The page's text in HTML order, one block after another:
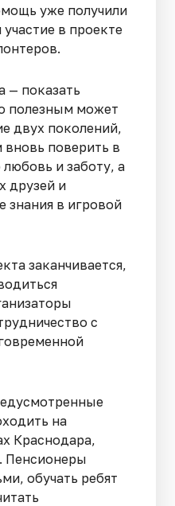
уже получили
в проекте
— показать
полезным может
двух поколений,
поверить в
и заботу, а
друзей и
знания в игровой
заканчивается,
с
на
Краснодара,
Пенсионеры
обучать ребят